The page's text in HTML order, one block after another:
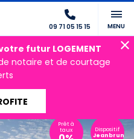
09 71 05 15 15 MENU
votre futur LOGEMENT
notaire et de courtage
Prêt à
taux
Dispositif
Jeanbrun